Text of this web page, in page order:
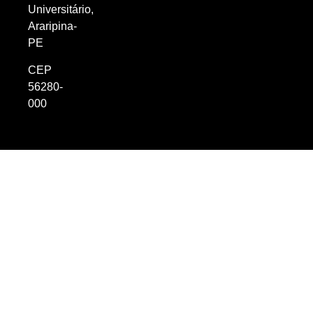
Universitário,
Araripina-
PE
CEP
56280-
000